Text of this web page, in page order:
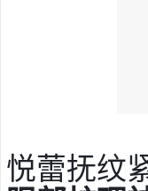
悦蕾抚纹